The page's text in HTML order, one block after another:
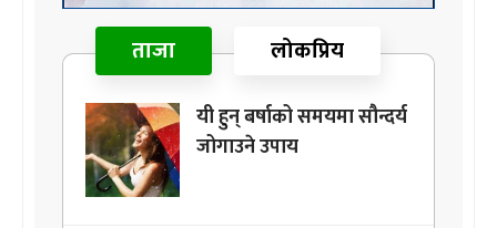
ताजा लोकप्रिय
यी हुन् बर्षाको समयमा सौन्दर्य
जोगाउने उपाय